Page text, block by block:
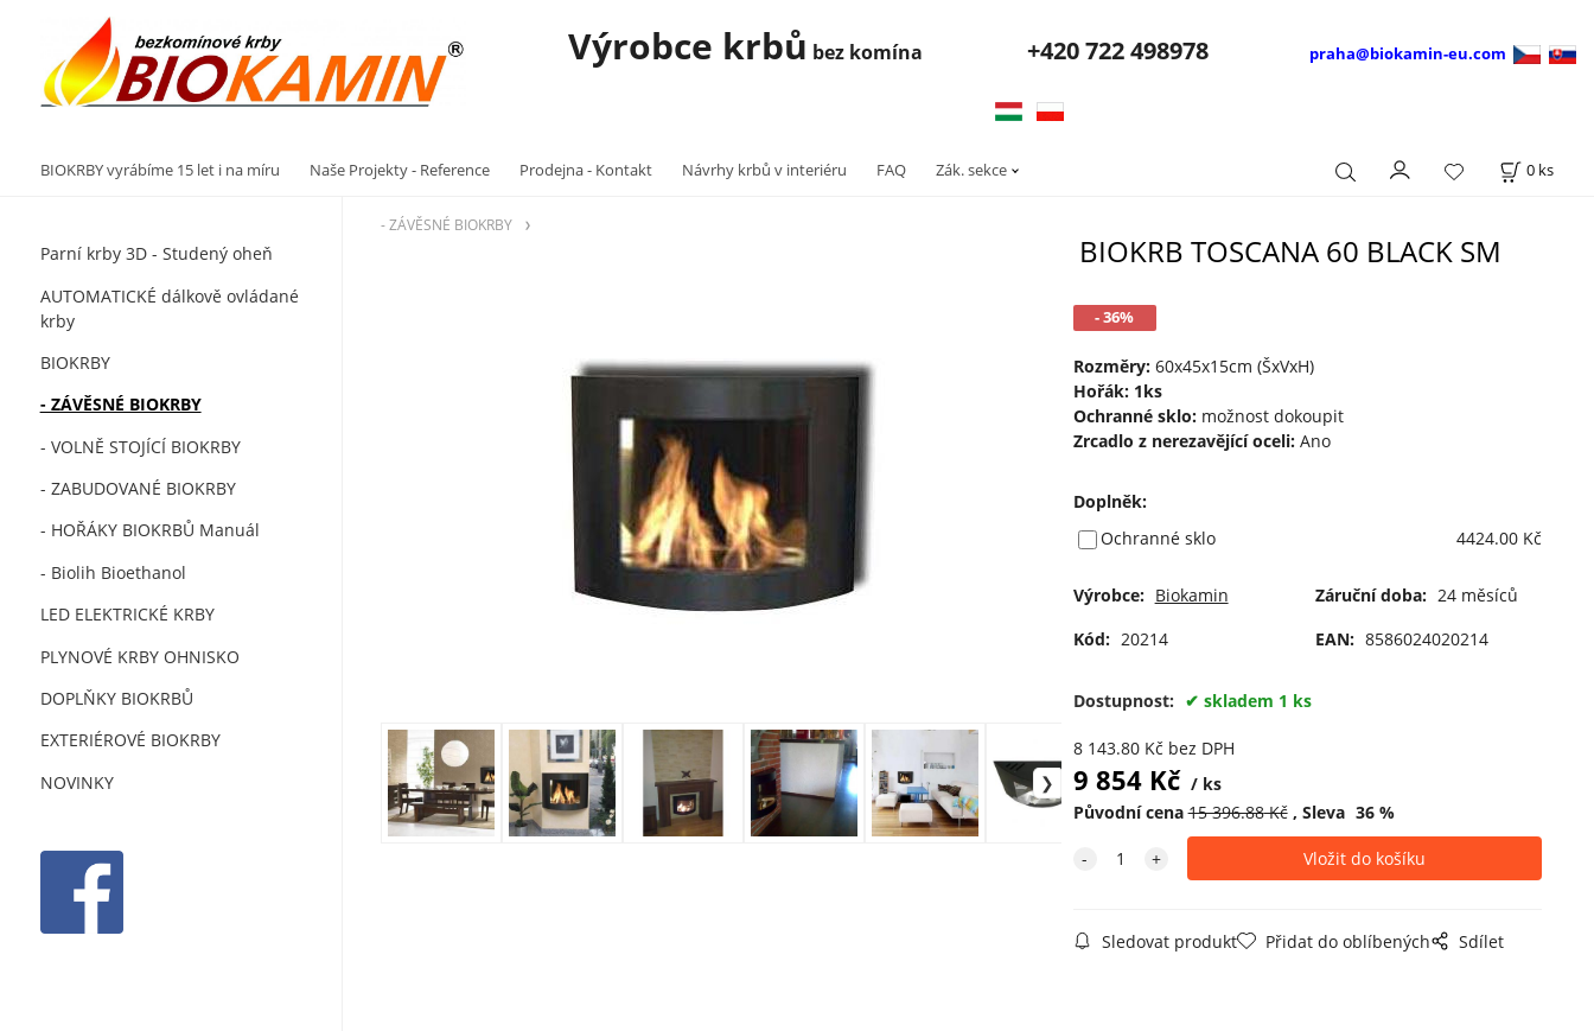
Výrobce krbů bez komína +420722 498978 praha@biokamin-eu.com
BIOKRBY vyrábíme 15 let i na míru Naše Projekty - Reference Prodejna - Kontakt Návrhy krbů v interiéru FAQ Zák. sekce 0 ks
Parní krby 3D - Studený oheň
AUTOMATICKÉ dálkově ovládané
krby
BIOKRBY
- ZÁVĚSNÉ BIOKRBY
- VOLNĚ STOJÍCÍ BIOKRBY
- ZABUDOVANÉ BIOKRBY
- HOŘÁKY BIOKRBŮ Manuál
- Biolih Bioethanol
LED ELEKTRICKÉ KRBY
PLYNOVÉ KRBY OHNISKO
DOPLŇKY BIOKRBŮ
EXTERIÉROVÉ BIOKRBY
NOVINKY
- ZÁVĚSNÉ BIOKRBY
BIOKRB TOSCANA 60 BLACK SM
- 36%
Rozměry:60x45x15cm (ŠxVxH)
Hořák: 1ks
Ochranné sklo:možnost dokoupit
Zrcadlo z nerezavějící oceli:Ano
Doplněk:
Ochranné sklo
4424.00 Kč
Výrobce: Biokamin Záruční doba: 24 měsíců
Kód: 20214 EAN: 8586024020214
Dostupnost: skladem 1 ks
8 143.80Kč bez DPH
9 854Kč
ks
Původní cena 15 396.88Kč Sleva 36%
Sledovat produkt Přidat do oblíbených Sdílet